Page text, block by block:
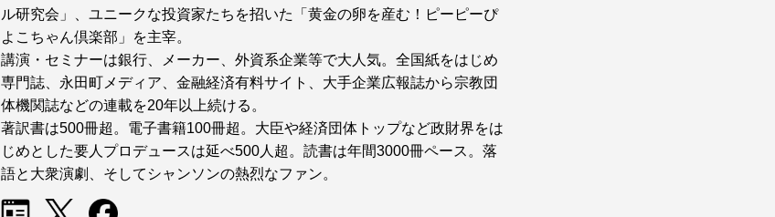
ル研究会」、ユニークな投資家たちを招いた「黄金の卵を産む！ピーピーぴ
よこちゃん倶楽部」を主宰。
講演・セミナーは銀行、メーカー、外資系企業等で大人気。全国紙をはじめ
専門誌、永田町メディア、金融経済有料サイト、大手企業広報誌から宗教団
体機関誌などの連載を20年以上続ける。
著訳書は500冊超。電子書籍100冊超。大臣や経済団体トップなど政財界をは
じめとした要人プロデュースは延べ500人超。読書は年間3000冊ペース。落
語と大衆演劇、そしてシャンソンの熱烈なファン。